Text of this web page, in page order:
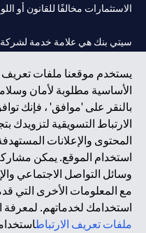
يستخدم موقعنا ملفات تعريف
الأساسية مطلوبة لأمان
بالنقر على 'موافق' ، فإنك
الارتباط التسويقية لتزويدك
المحتوى والإعلانات
استخدام الموقع. يمكن
وسائل التواصل الاجتماعي
مع المعلومات الأخرى التي
استخدامك لخدماتهم. لمعرفة
ملفات تعريف الارتباط
الاستثمارات مخالفًا للقانون أو
سيتي بنك إن. إيه. الإمارات
الإمارات في دبي، و CN-1002019 لفرع أبوظبي. هاتف: 4000 311 04.
فرع سيتي بنك إن إيه -
الإمارات العربية المتحدة
سيتي بنك إن إيه الإمارات
الاستشارات المالية والتعريف
20200000097 ب)